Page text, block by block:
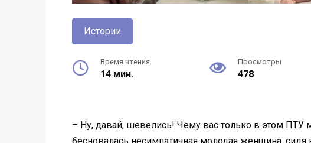
Истории
Время чтения
14 мин.
Просмотры
478
– Ну, давай, шевелись! Чему вас только в этом ПТУ